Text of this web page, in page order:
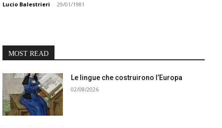
Lucio Balestrieri - 29/01/1981
MOST READ
Le lingue che costruirono l’Europa
02/08/2026